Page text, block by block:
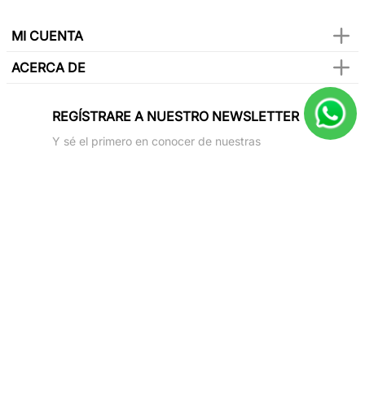
MI CUENTA
ACERCA DE
REGÍSTRARE A NUESTRO NEWSLETTER
Y sé el primero en conocer de nuestras